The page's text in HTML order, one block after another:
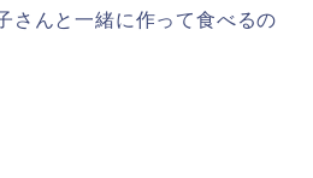
さんと一緒に作って食べるの